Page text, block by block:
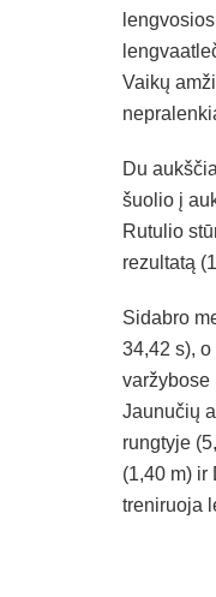
Vaikų
Du
šuolio į
Rutulio
rezultatą
Sidabro
34,42 s),
varžybose
Jaunučių
rungtyje
(1,40 m) ir
treniruoja